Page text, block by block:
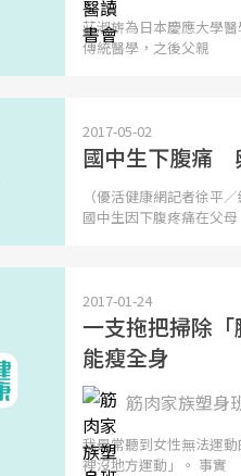
莊淑旂為日本慶應大學
傳統醫學，之後父親
2017-05-02
國中生下腹痛
（優活健康網記者徐平
國中生因下腹疼痛在父母
2017-01-24
一支拖把掃除
能瘦全身
筋肉家族塑身
我最常聽到女性無法運
裡沒地方運動」。 事實